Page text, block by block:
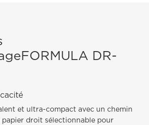
DR-
et ultra-compact avec un chemin
papier droit sélectionnable pour